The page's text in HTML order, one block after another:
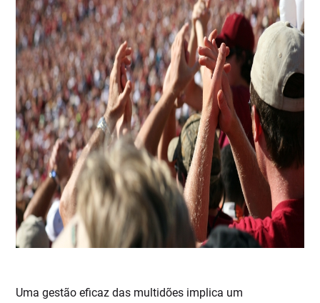
Uma gestão eficaz das multidões implica um